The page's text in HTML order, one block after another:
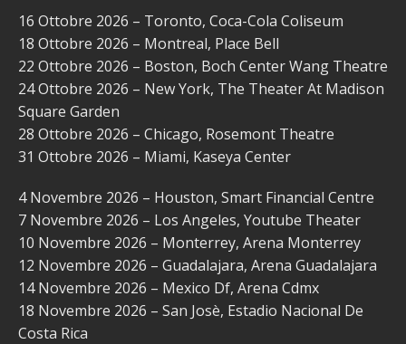
16 Ottobre 2026 – Toronto, Coca-Cola Coliseum
18 Ottobre 2026 – Montreal, Place Bell
22 Ottobre 2026 – Boston, Boch Center Wang Theatre
24 Ottobre 2026 – New York, The Theater At Madison
Square Garden
28 Ottobre 2026 – Chicago, Rosemont Theatre
31 Ottobre 2026 – Miami, Kaseya Center
4 Novembre 2026 – Houston, Smart Financial Centre
7 Novembre 2026 – Los Angeles, Youtube Theater
10 Novembre 2026 – Monterrey, Arena Monterrey
12 Novembre 2026 – Guadalajara, Arena Guadalajara
14 Novembre 2026 – Mexico Df, Arena Cdmx
18 Novembre 2026 – San Josè, Estadio Nacional De
Costa Rica